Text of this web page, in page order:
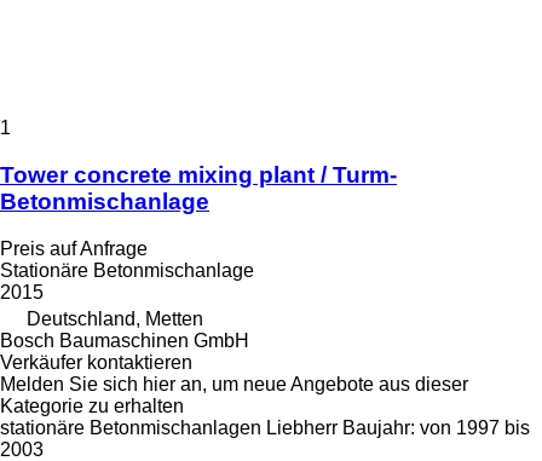
1
Tower concrete mixing plant / Turm-
Betonmischanlage
Preis auf Anfrage
Stationäre Betonmischanlage
2015
Deutschland, Metten
Bosch Baumaschinen GmbH
Verkäufer kontaktieren
Melden Sie sich hier an, um neue Angebote aus dieser
Kategorie zu erhalten
stationäre Betonmischanlagen Liebherr Baujahr: von 1997 bis
2003